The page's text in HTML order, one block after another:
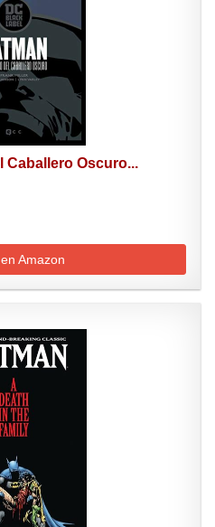
Caballero Oscuro...
Amazon